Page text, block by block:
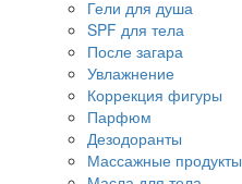
Гели для душа
SPF для тела
После загара
Увлажнение
Коррекция фигуры
Парфюм
Дезодоранты
Массажные продукты